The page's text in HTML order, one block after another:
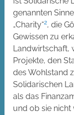
genannten
„Charity“2, die
Gewissen zu
Landwirtschaft,
Projekte, den
des Wohlstand
Solidarischen
als das
und ob sie